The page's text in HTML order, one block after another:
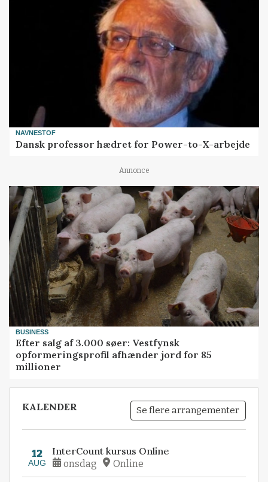
NAVNESTOF
Dansk professor hædret for Power-to-X-arbejde
Annonce
BUSINESS
Efter salg af 3.000 søer: Vestfynsk
opformeringsprofil afhænder jord for 85
millioner
KALENDER Se flere arrangementer
12
AUG
InterCount kursus Online
onsdag Online